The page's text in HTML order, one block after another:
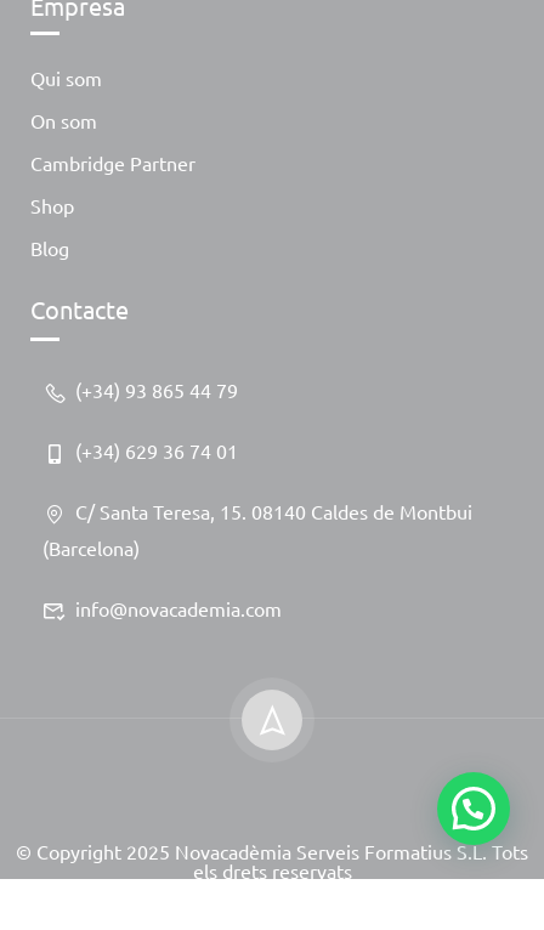
Qui som
On som
Cambridge Partner
Shop
Blog
Contacte
(+34) 93 865 44 79
(+34) 629 36 74 01
C/ Santa Teresa, 15. 08140 Caldes de Montbui
(Barcelona)
info@novacademia.com
© Copyright 2025 Novacadèmia Serveis Formatius S.L. Tots
els drets reservats